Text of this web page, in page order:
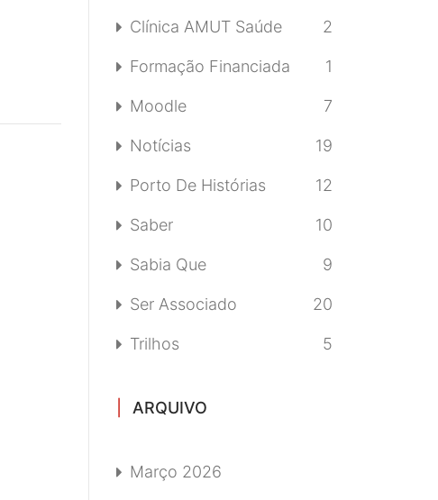
Clínica AMUT Saúde 2
Formação Financiada 1
Moodle 7
Notícias 19
Porto De Histórias 12
Saber 10
Sabia Que 9
Ser Associado 20
Trilhos 5
ARQUIVO
Março 2026